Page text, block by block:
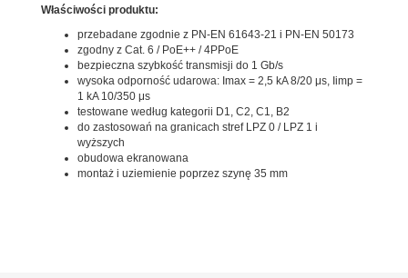
Właściwości produktu:
przebadane zgodnie z PN-EN 61643-21 i PN-EN 50173
zgodny z Cat. 6 / PoE++ / 4PPoE
bezpieczna szybkość transmisji do 1 Gb/s
wysoka odporność udarowa: Imax = 2,5 kA 8/20 μs, Iimp =
1 kA 10/350 μs
testowane według kategorii D1, C2, C1, B2
do zastosowań na granicach stref LPZ 0 / LPZ 1 i
wyższych
obudowa ekranowana
montaż i uziemienie poprzez szynę 35 mm